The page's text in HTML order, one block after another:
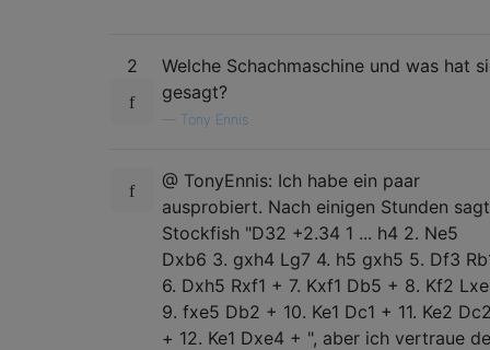
2
Welche Schachmaschine und was hat
gesagt?
Tony Ennis
@ TonyEnnis: Ich habe ein paar
ausprobiert. Nach einigen Stunden sagt
Stockfish "D32 +2.34 1 ... h4 2. Ne5
Dxb6 3. gxh4 Lg7 4. h5 gxh5 5. Df3
6. Dxh5 Rxf1 + 7. Kxf1 Db5 + 8. Kf2
9. fxe5 Db2 + 10. Ke1 Dc1 + 11. Ke2
+ 12. Ke1 Dxe4 + ", aber ich vertraue